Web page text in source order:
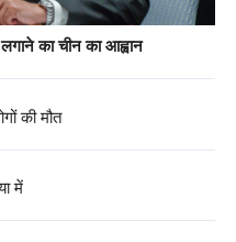
का चीन का आह्वान
की मौत
में